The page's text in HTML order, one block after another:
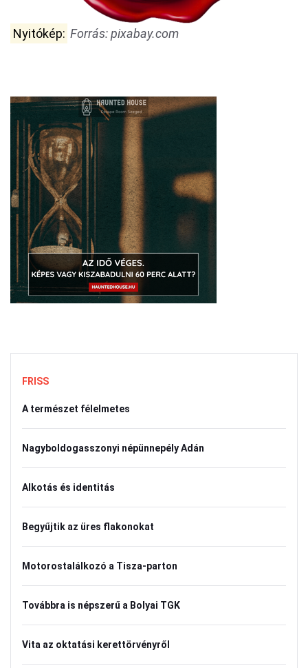
Nyitókép: Forrás: pixabay.com
FRISS
A természet félelmetes
Nagyboldogasszonyi népünnepély Adán
Alkotás és identitás
Begyűjtik az üres flakonokat
Motorostalálkozó a Tisza-parton
Továbbra is népszerű a Bolyai TGK
Vita az oktatási kerettörvényről